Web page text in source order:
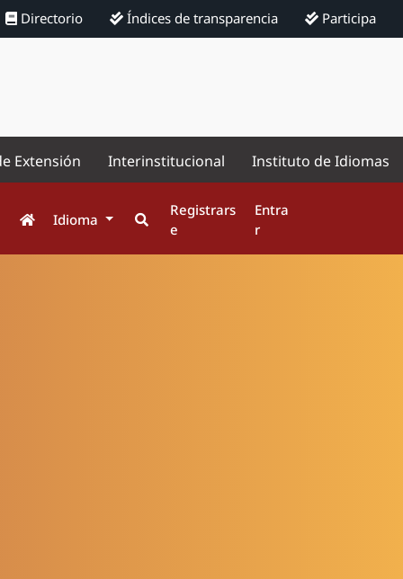
Directorio Índices de transparencia Participa
Extensión Interinstitucional Instituto de Idiomas
Idioma
Registrars
e
Entra
r